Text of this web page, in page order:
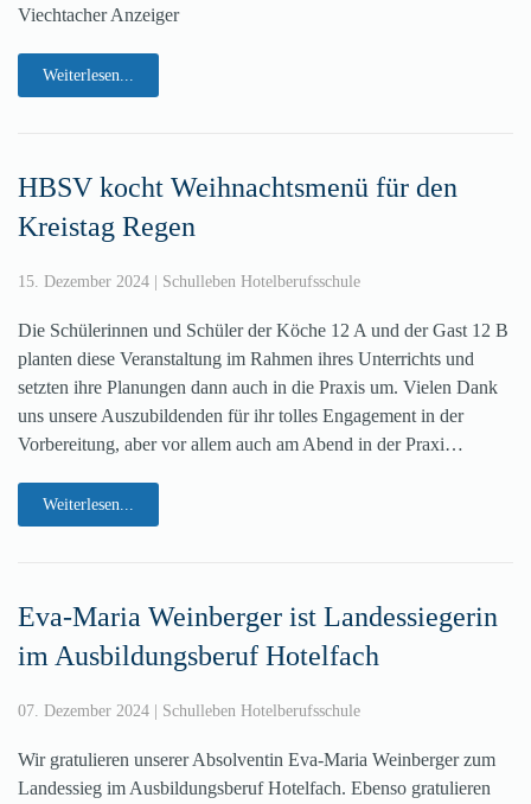
Viechtacher Anzeiger
Weiterlesen...
HBSV kocht Weihnachtsmenü für den
Kreistag Regen
15. Dezember 2024 Schulleben Hotelberufsschule
Die Schülerinnen und Schüler der Köche 12 A und der Gast 12 B
planten diese Veranstaltung im Rahmen ihres Unterrichts und
setzten ihre Planungen dann auch in die Praxis um. Vielen Dank
uns unsere Auszubildenden für ihr tolles Engagement in der
Vorbereitung, aber vor allem auch am Abend in der Praxi…
Weiterlesen...
Eva-Maria Weinberger ist Landessiegerin
im Ausbildungsberuf Hotelfach
07. Dezember 2024 Schulleben Hotelberufsschule
Wir gratulieren unserer Absolventin Eva-Maria Weinberger zum
Landessieg im Ausbildungsberuf Hotelfach. Ebenso gratulieren